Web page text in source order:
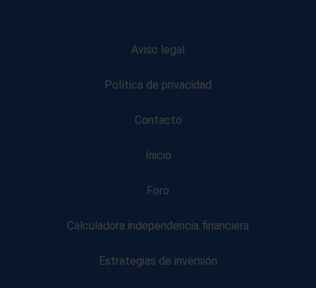
Aviso legal
Política de privacidad
Contacto
Inicio
Foro
Calculadora independencia financiera
Estrategias de inversión